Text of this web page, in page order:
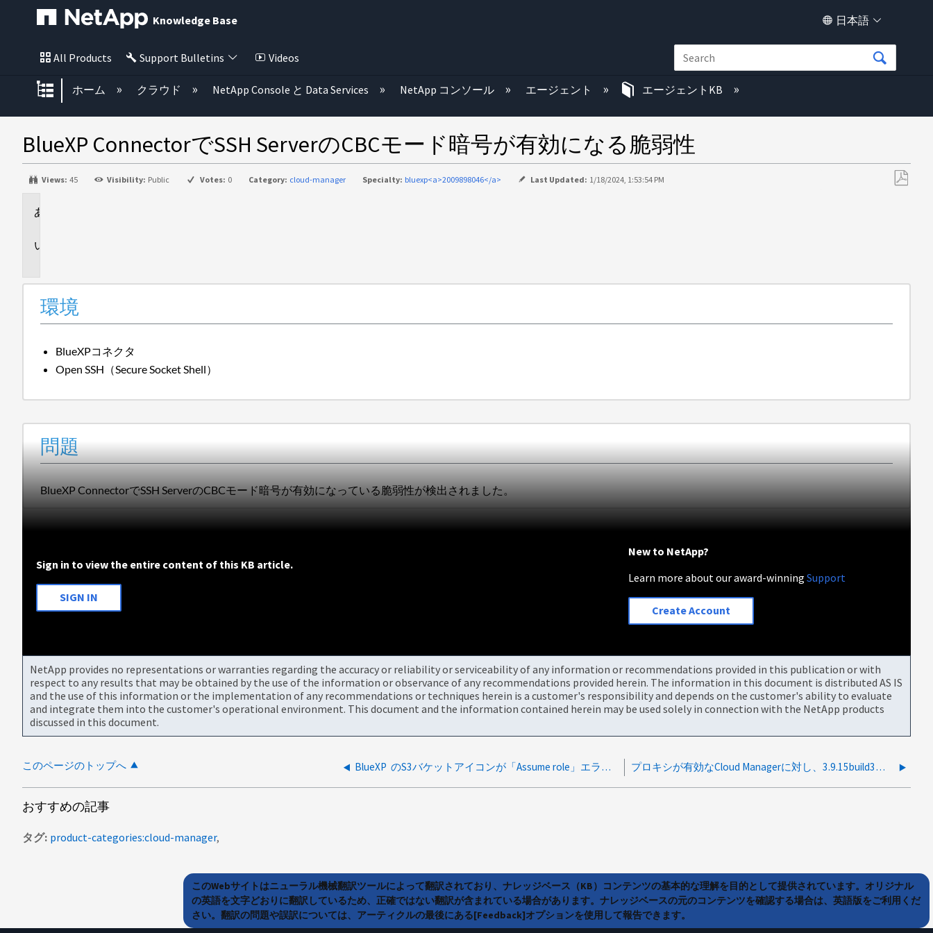
Knowledge Base 日本語
All Products Support Bulletins Videos
グローバル階層を展開/折りたたむ
ホーム クラウド NetApp Console と Data Services NetApp コンソール エージェント エージェントKB
BlueXP ConnectorでSSH ServerのCBCモード暗号が有効になる脆弱性
Views: 45 Visibility: Public Votes: 0 Category: cloud-manager Specialty: bluexp<a>2009898046</a> Last Updated: 1/18/2024, 1:53:54 PM
環境
BlueXPコネクタ
Open SSH（Secure Socket Shell）
問題
BlueXP ConnectorでSSH ServerのCBCモード暗号が有効になっている脆弱性が検出されました。
Sign in to view the entire content of this KB article.
SIGN IN
New to NetApp?
Learn more about our award-winningSupport
Create Account
NetApp provides no representations or warranties regarding the accuracy or reliability or serviceability of any information or recommendations provided in this publication or with
respect to any results that may be obtained by the use of the information or observance of any recommendations provided herein. The information in this document is distributed AS IS
and the use of this information or the implementation of any recommendations or techniques herein is a customer's responsibility and depends on the customer's ability to evaluate
and integrate them into the customer's operational environment. This document and the information contained herein may be used solely in connection with the NetApp products
discussed in this document.
このページのトップへ BlueXP のS3バケットアイコンが「Assume role」エラーでデグレード状態になっていることを示しています プロキシが有効なCloud Managerに対し、3.9.15build3へのアップグレード後にSSL例外が発生しました
おすすめの記事
タグ product-categories:cloud-manager
このWebサイトはニューラル機械翻訳ツールによって翻訳されており、ナレッジベース（KB）コンテンツの基本的な理解を目的として提供されています。オリジナル
の英語を文字どおりに翻訳しているため、正確ではない翻訳が含まれている場合があります。ナレッジベースの元のコンテンツを確認する場合は、英語版をご利用くだ
さい。翻訳の問題や誤訳については、アーティクルの最後にある[Feedback]オプションを使用して報告できます。